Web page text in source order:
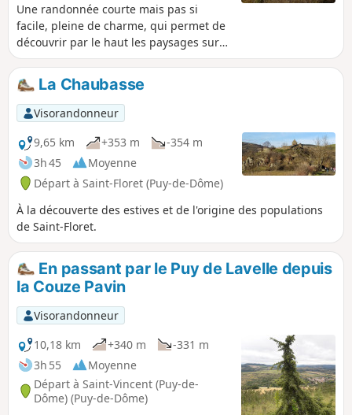
Une randonnée courte mais pas si
facile, pleine de charme, qui permet de
découvrir par le haut les paysages sur
et autour des gorges de la Couze Pavin.
La Chaubasse
Visorandonneur
9,65 km
+353 m
-354 m
3h 45
Moyenne
Départ à Saint-Floret (Puy-de-Dôme)
À la découverte des estives et de l'origine des populations
de Saint-Floret.
En passant par le Puy de Lavelle depuis
la Couze Pavin
Visorandonneur
10,18 km
+340 m
-331 m
3h 55
Moyenne
Départ à Saint-Vincent (Puy-de-
Dôme) (Puy-de-Dôme)